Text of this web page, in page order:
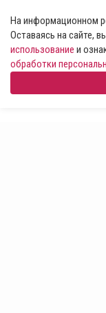
На информационном
Оставаясь на сайте,
использование и
обработки